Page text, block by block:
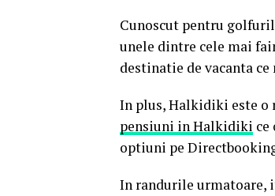
Cunoscut pentru
unele dintre cele mai
destinatie de vacanta
In plus, Halkidiki este o
pensiuni in Halkidiki
optiuni pe
In randurile urmatoare,